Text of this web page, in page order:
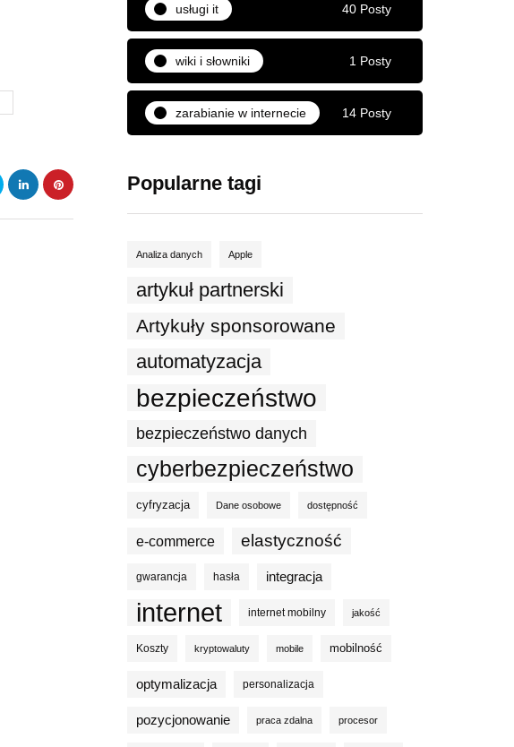
usługi it 40 Posty
wiki i słowniki 1 Posty
zarabianie w internecie 14 Posty
Popularne tagi
Analiza danych Apple
artykuł partnerski
Artykuły sponsorowane
automatyzacja
bezpieczeństwo
bezpieczeństwo danych
cyberbezpieczeństwo
cyfryzacja Dane osobowe dostępność
e-commerce elastyczność
gwarancja hasła integracja
internet internet mobilny jakość
Koszty kryptowaluty mobile mobilność
optymalizacja personalizacja
pozycjonowanie praca zdalna procesor